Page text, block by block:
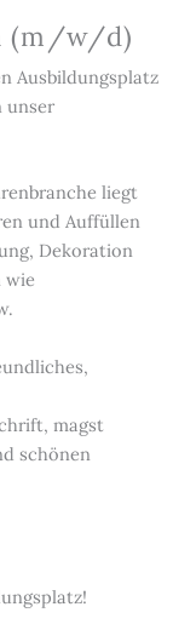
(m/w/d)
Ausbildungsplatz
liegt
und Auffüllen
Dekoration
wie
magst
schönen